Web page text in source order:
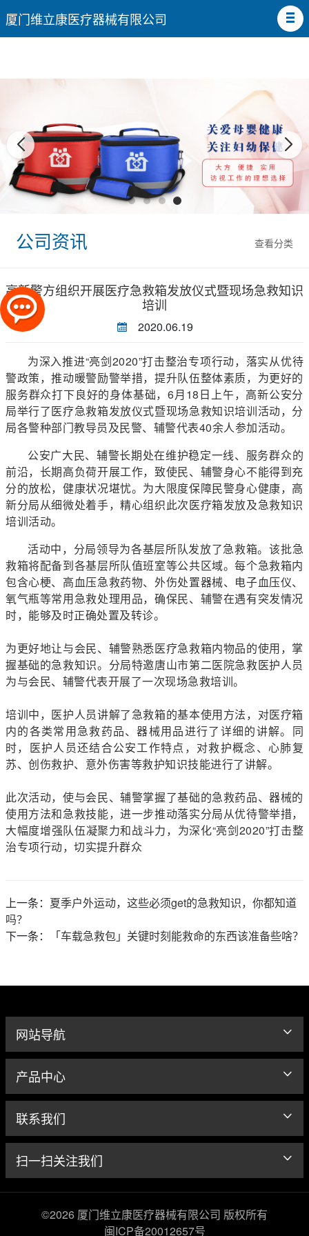
厦门维立康医疗器械有限公司
查看分类
公司资讯
高新警方组织开展医疗急救箱发放仪式暨现场急救知识
培训
2020.06.19
为深入推进“亮剑2020”打击整治专项行动，落实从优待
警政策，推动暖警励警举措，提升队伍整体素质，为更好的
服务群众打下良好的身体基础，6月18日上午，高新公安分
局举行了医疗急救箱发放仪式暨现场急救知识培训活动，分
局各警种部门教导员及民警、辅警代表40余人参加活动。
公安广大民、辅警长期处在维护稳定一线、服务群众的
前沿，长期高负荷开展工作，致使民、辅警身心不能得到充
分的放松，健康状况堪忧。为大限度保障民警身心健康，高
新分局从细微处着手，精心组织此次医疗箱发放及急救知识
培训活动。
活动中，分局领导为各基层所队发放了急救箱。该批急
救箱将配备到各基层所队值班室等公共区域。每个急救箱内
包含心梗、高血压急救药物、外伤处置器械、电子血压仪、
氧气瓶等常用急救处理用品，确保民、辅警在遇有突发情况
时，能够及时正确处置及转诊。
为更好地让与会民、辅警熟悉医疗急救箱内物品的使用，掌
握基础的急救知识。分局特邀唐山市第二医院急救医护人员
为与会民、辅警代表开展了一次现场急救培训。
培训中，医护人员讲解了急救箱的基本使用方法，对医疗箱
内的各类常用急救药品、器械用品进行了详细的讲解。同
时，医护人员还结合公安工作特点，对救护概念、心肺复
苏、创伤救护、意外伤害等救护知识技能进行了讲解。
此次活动，使与会民、辅警掌握了基础的急救药品、器械的
使用方法和急救技能，进一步推动落实分局从优待警举措，
大幅度增强队伍凝聚力和战斗力，为深化“亮剑2020”打击整
治专项行动，切实提升群众
上一条： 夏季户外运动，这些必须get的急救知识，你都知道
吗？
下一条：
「车载急救包」关键时刻能救命的东西该准备些啥？
网站导航
产品中心
联系我们
扫一扫关注我们
©2026 厦门维立康医疗器械有限公司 版权所有
闽ICP备20012657号